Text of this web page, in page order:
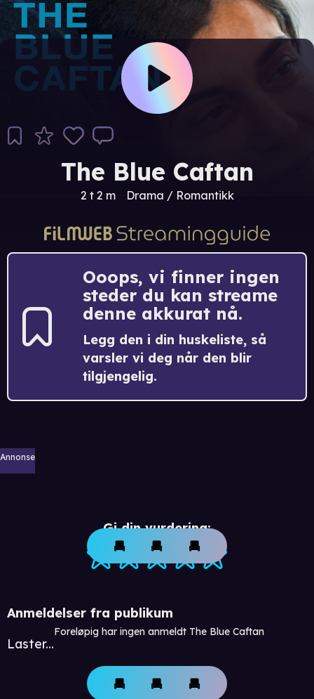
The Blue Caftan
2 t 2 m Drama / Romantikk
Ooops, vi finner ingen
steder du kan streame
denne akkurat nå.
Legg den i din huskeliste, så
varsler vi deg når den blir
tilgjengelig.
Annonse
Gi din vurdering:
Anmeldelser fra publikum
Laster...
Foreløpig har ingen anmeldt The Blue Caftan